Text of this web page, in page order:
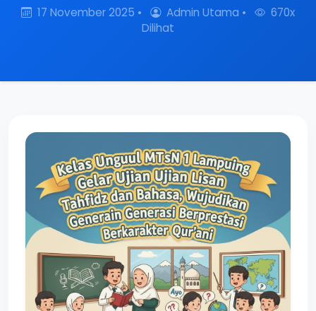
17 November 2025 • Admin Utama •
670x
Dilihat